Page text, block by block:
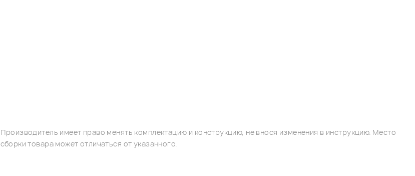
Производитель имеет право менять комплектацию и конструкцию, не внося изменения в инструкцию. Место
сборки товара может отличаться от указанного.